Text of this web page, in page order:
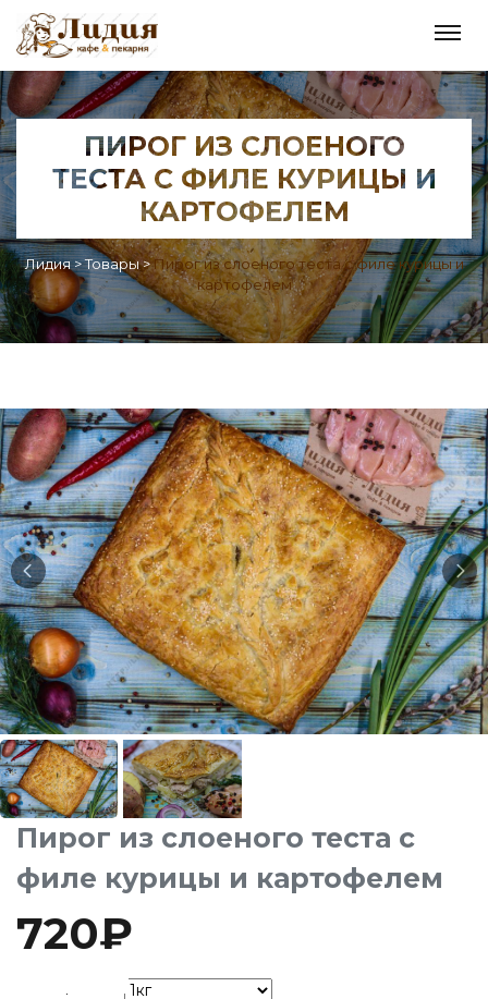
ПИРОГ ИЗ СЛОЕНОГО
ТЕСТА С ФИЛЕ КУРИЦЫ И
КАРТОФЕЛЕМ
Лидия>Товары>Пирог из слоеного теста с филе курицы и
картофелем
Пирог из слоеного теста с
филе курицы и картофелем
720₽